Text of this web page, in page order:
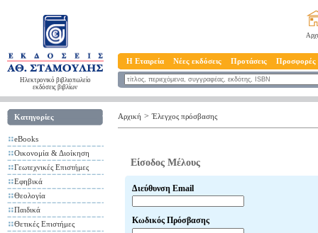
Ηλεκτρονικό βιβλιοπωλείο
εκδόσεις βιβλίων
Η Εταιρεία Νέες εκδόσεις Προτάσεις Προσφορές
Κατηγορίες
eBooks
Οικονομία & Διοίκηση
Γεωτεχνικές Επιστήμες
Εφηβικά
Θεολογία
Παιδικά
Θετικές Επιστήμες
Αρχική > Έλεγχος πρόσβασης
Είσοδος Μέλους
Διεύθυνση Email
Κωδικός Πρόσβασης